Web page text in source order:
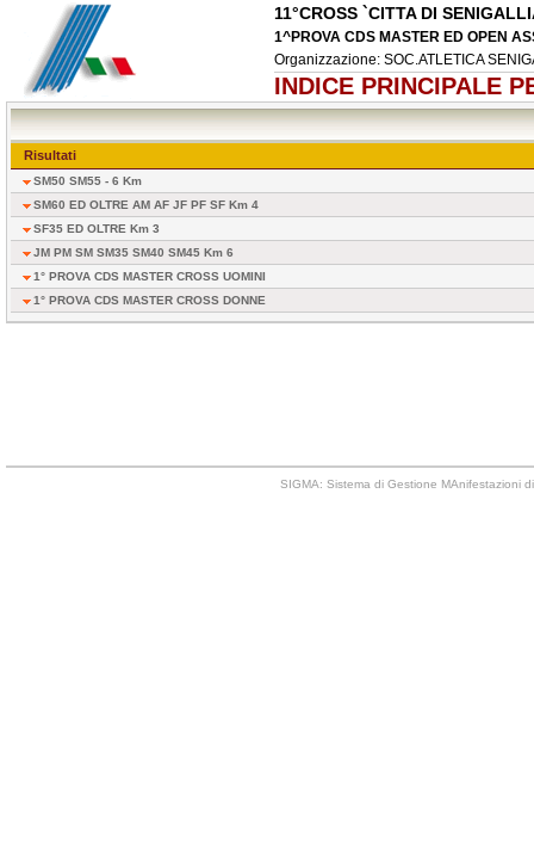
11°CROSS `CITTA DI
1^PROVA CDS MASTER ED OPEN
Organizzazione: SOC.ATLETICA
INDICE PRINCIPALE
Risultati
SM50 SM55 - 6 Km
SM60 ED OLTRE AM AF JF PF SF Km 4
SF35 ED OLTRE Km 3
JM PM SM SM35 SM40 SM45 Km 6
1° PROVA CDS MASTER CROSS UOMINI
1° PROVA CDS MASTER CROSS DONNE
SIGMA: Sistema di Gestione MAnifestazioni